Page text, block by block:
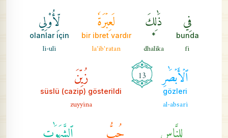
فِي
bunda
fi
ذَٰلِكَ
*
dhalika
لَعِبۡرَةٗ
bir ibret vardır
la'ib'ratan
لِّأُوْلِي
olanlar için
li-uli
ٱلۡأَبۡصَٰرِ
gözleri
al-absari
13 زُيِّنَ
süslü (cazip) gösterildi
zuyyina
لِلنَّاسِ حُبُّ ٱلشَّهَوَٰتِ